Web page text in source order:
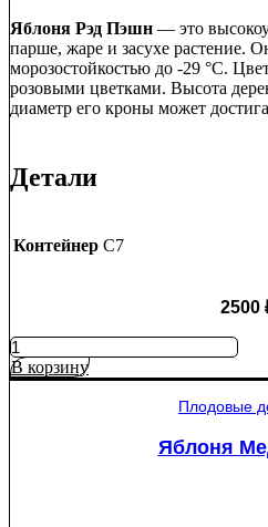
Яблоня Рэд Пэшн — это
парше, жаре и засухе растение.
морозостойкостью до -29 °C.
розовыми цветками. Высота
диаметр его кроны может
Детали
Контейнер C7
2500
Количество
товара
Яблоня
В корзину
Плодовые
Яблоня